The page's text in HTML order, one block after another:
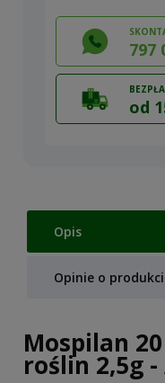
797
od
Opis
Opinie o
Mospilan
roślin 2,5g